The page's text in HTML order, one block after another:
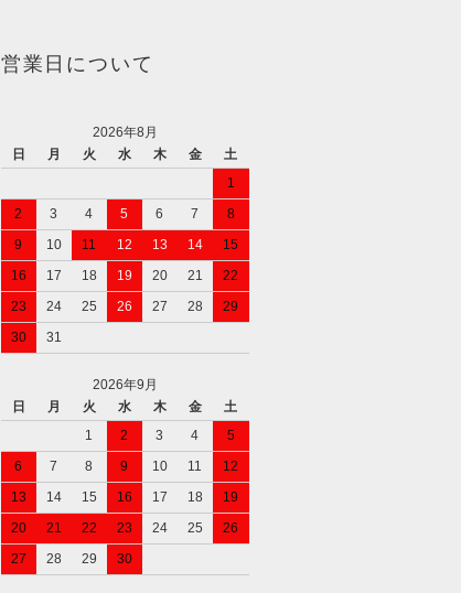
営業日について
2026年8月
日
月 火 水 木 金
土
1
2
3 4 5 6 7
8
9
10 11 12 13 14
15
16
17 18 19 20 21
22
23
24 25 26 27 28
29
30
31
2026年9月
日
月 火 水 木 金
土
1
2 3 4
5
6
7 8 9 10 11
12
13
14 15 16 17 18
19
20
21 22 23 24 25
26
27
28 29 30